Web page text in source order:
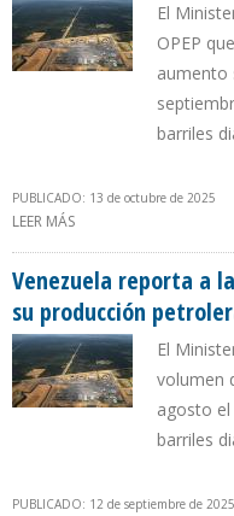
El
OPEP
aumento
barriles
PUBLICADO: 13 de octubre de 2025
LEER MÁS
Venezuela reporta a
su producción
El
volumen
agosto
barriles
PUBLICADO: 12 de septiembre de 2025